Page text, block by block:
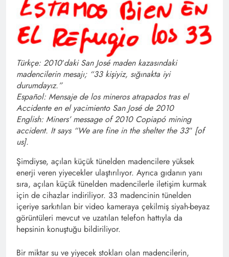
Türkçe: 2010′daki San José maden kazasındaki
madencilerin mesajı; “33 kişiyiz, sığınakta iyi
durumdayız.”
Español: Mensaje de los mineros atrapados tras el
Accidente en el yacimiento San José de 2010
English: Miners’ message of 2010 Copiapó mining
accident. It says “We are fine in the shelter the 33″ [of
us].
Şimdiyse, açılan küçük tünelden madencilere yüksek
enerji veren yiyecekler ulaştırılıyor. Ayrıca gıdanın yanı
sıra, açılan küçük tünelden madencilerle iletişim kurmak
için de cihazlar indiriliyor. 33 madencinin tünelden
içeriye sarkıtılan bir video kameraya çekilmiş siyah-beyaz
görüntüleri mevcut ve uzatılan telefon hattıyla da
hepsinin konuştuğu bildiriliyor.
Bir miktar su ve yiyecek stokları olan madencilerin,